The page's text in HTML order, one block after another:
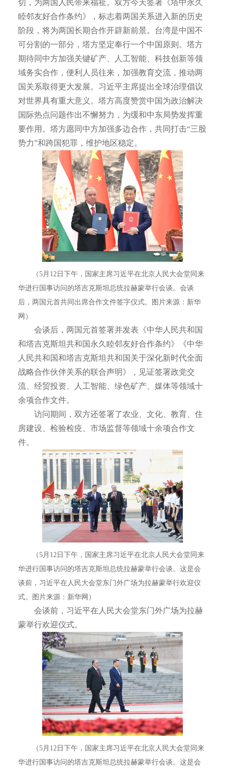
切，为两国人民带来福祉。双方今天签署《塔中永久
睦邻友好合作条约》，标志着两国关系进入新的历史
阶段，将为两国长期合作开辟新前景。台湾是中国不
可分割的一部分，塔方坚定奉行一个中国原则。塔方
期待同中方加强关键矿产、人工智能、科技创新等领
域务实合作，便利人员往来，加强教育交流，推动两
国关系取得更大发展。习近平主席提出全球治理倡议
对世界具有重大意义。塔方高度赞赏中国为政治解决
国际热点问题作出不懈努力，为缓和中东局势发挥重
要作用。塔方愿同中方加强多边合作，共同打击“三股
势力”和跨国犯罪，维护地区稳定。
（5月12日下午，国家主席习近平在北京人民大会堂同来
华进行国事访问的塔吉克斯坦总统拉赫蒙举行会谈。会谈
后，两国元首共同出席合作文件签字仪式。图片来源：新华
网）
会谈后，两国元首签署并发表《中华人民共和国
和塔吉克斯坦共和国永久睦邻友好合作条约》《中华
人民共和国和塔吉克斯坦共和国关于深化新时代全面
战略合作伙伴关系的联合声明》，见证签署政党交
流、经贸投资、人工智能、绿色矿产、媒体等领域十
余项合作文件。
访问期间，双方还签署了农业、文化、教育、住
房建设、检验检疫、市场监督等领域十余项合作文
件。
（5月12日下午，国家主席习近平在北京人民大会堂同来
华进行国事访问的塔吉克斯坦总统拉赫蒙举行会谈。这是会
谈前，习近平在人民大会堂东门外广场为拉赫蒙举行欢迎仪
式。图片来源：新华网）
会谈前，习近平在人民大会堂东门外广场为拉赫
蒙举行欢迎仪式。
（5月12日下午，国家主席习近平在北京人民大会堂同来
华进行国事访问的塔吉克斯坦总统拉赫蒙举行会谈。这是会